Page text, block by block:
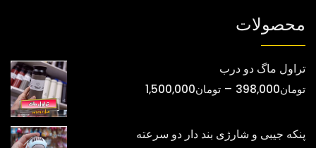
محصولات
تراول ماگ دو درب
تومان398,000
– تومان1,500,000محدوده
پنکه جیبی و شارژی بند دار دو سرعته